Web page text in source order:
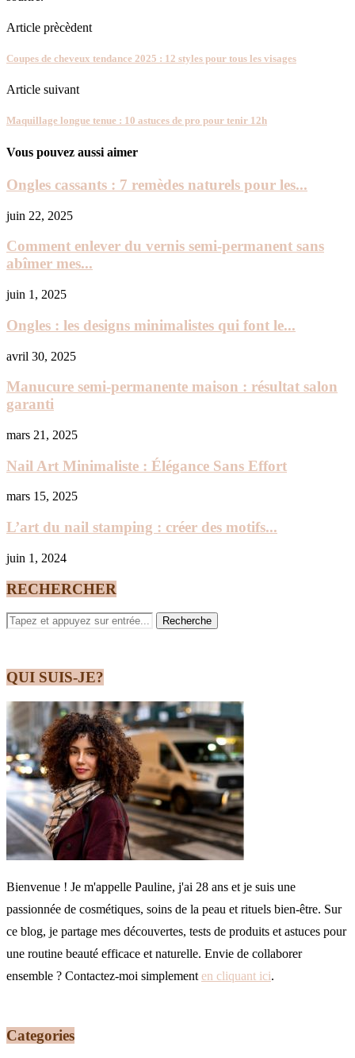
Article prècèdent
Coupes de cheveux tendance 2025 : 12 styles pour tous les visages
Article suivant
Maquillage longue tenue : 10 astuces de pro pour tenir 12h
Vous pouvez aussi aimer
Ongles cassants : 7 remèdes naturels pour les...
juin 22, 2025
Comment enlever du vernis semi-permanent sans
abîmer mes...
juin 1, 2025
Ongles : les designs minimalistes qui font le...
avril 30, 2025
Manucure semi-permanente maison : résultat salon
garanti
mars 21, 2025
Nail Art Minimaliste : Élégance Sans Effort
mars 15, 2025
L’art du nail stamping : créer des motifs...
juin 1, 2024
RECHERCHER
QUI SUIS-JE?
Bienvenue ! Je m'appelle Pauline, j'ai 28 ans et je suis une
passionnée de cosmétiques, soins de la peau et rituels bien-être. Sur
ce blog, je partage mes découvertes, tests de produits et astuces pour
une routine beauté efficace et naturelle. Envie de collaborer
ensemble ? Contactez-moi simplement en cliquant ici.
Categories